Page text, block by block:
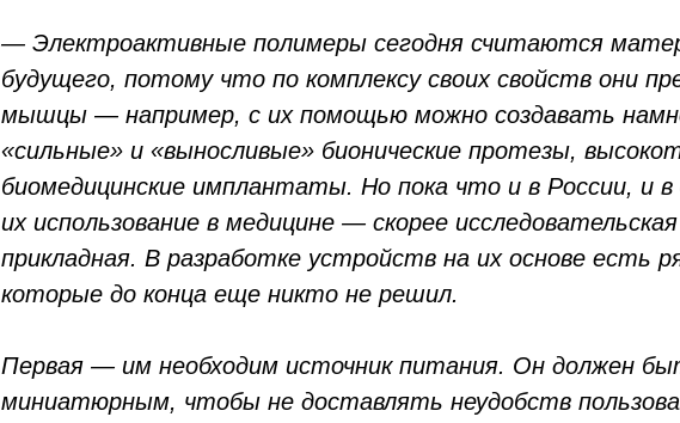
— Электроактивные полимеры сегодня считаются
будущего, потому что по комплексу своих свойств они
мышцы — например, с их помощью можно создавать
«сильные» и «выносливые» бионические протезы,
биомедицинские имплантаты. Но пока что и в России, и
их использование в медицине — скорее
прикладная. В разработке устройств на их основе есть
которые до конца еще никто не решил.
Первая — им необходим источник питания. Он должен
миниатюрным, чтобы не доставлять неудобств